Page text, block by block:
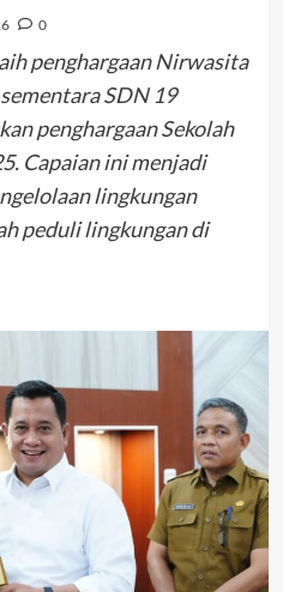
0
penghargaan Nirwasita
SDN 19
penghargaan Sekolah
Capaian ini menjadi
lingkungan
peduli lingkungan di